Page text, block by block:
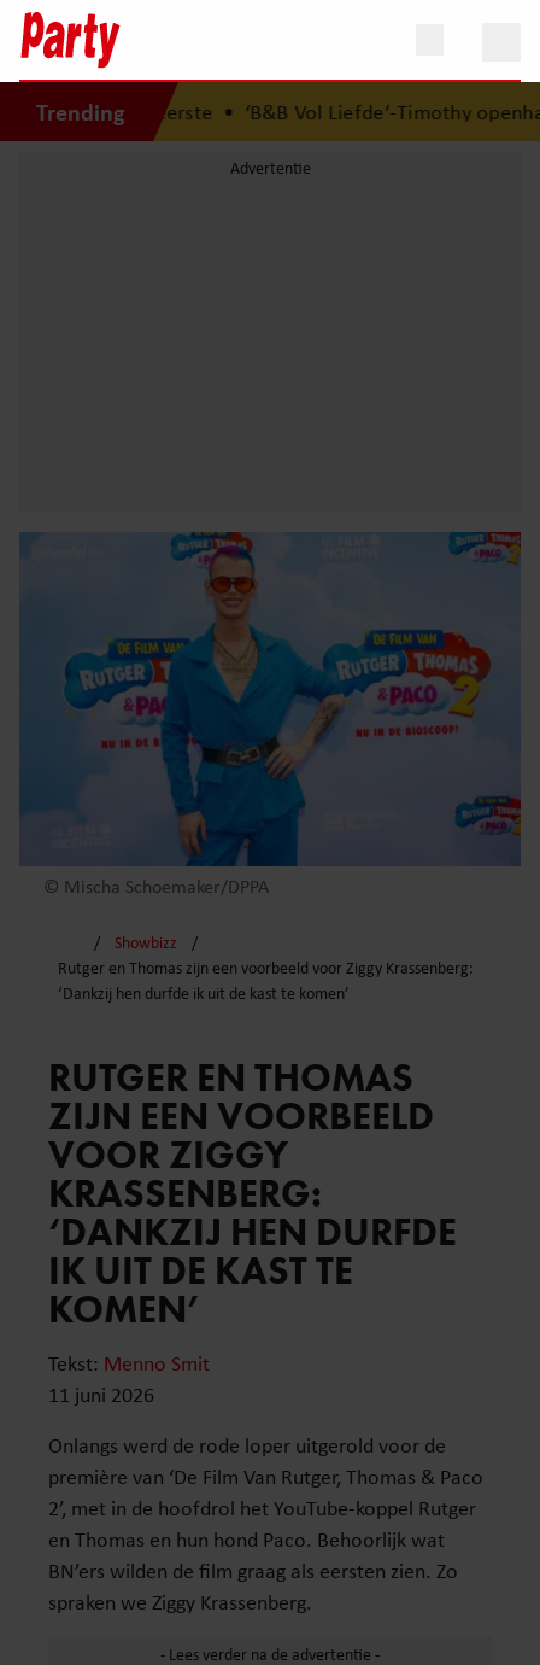
Trending
eerste• ‘B&B Vol Liefde’-Timothy openhartig over
© Mischa Schoemaker/DPPA
Showbizz
Rutger en Thomas zijn een voorbeeld voor Ziggy Krassenberg:
‘Dankzij hen durfde ik uit de kast te komen’
RUTGER EN THOMAS
ZIJN EEN VOORBEELD
VOOR ZIGGY
KRASSENBERG:
‘DANKZIJ HEN DURFDE
IK UIT DE KAST TE
KOMEN’
Tekst: Menno Smit
11 juni 2026
Onlangs werd de rode loper uitgerold voor de
première van ‘De Film Van Rutger, Thomas & Paco
2’, met in de hoofdrol het YouTube-koppel Rutger
en Thomas en hun hond Paco. Behoorlijk wat
BN’ers wilden de film graag als eersten zien. Zo
spraken we Ziggy Krassenberg.